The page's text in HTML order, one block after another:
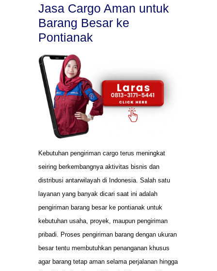
Jasa Cargo Aman untuk
Barang Besar ke
Pontianak
Kebutuhan pengiriman cargo terus meningkat
seiring berkembangnya aktivitas bisnis dan
distribusi antarwilayah di Indonesia. Salah satu
layanan yang banyak dicari saat ini adalah
pengiriman barang besar ke pontianak untuk
kebutuhan usaha, proyek, maupun pengiriman
pribadi. Proses pengiriman barang dengan ukuran
besar tentu membutuhkan penanganan khusus
agar barang tetap aman selama perjalanan hingga